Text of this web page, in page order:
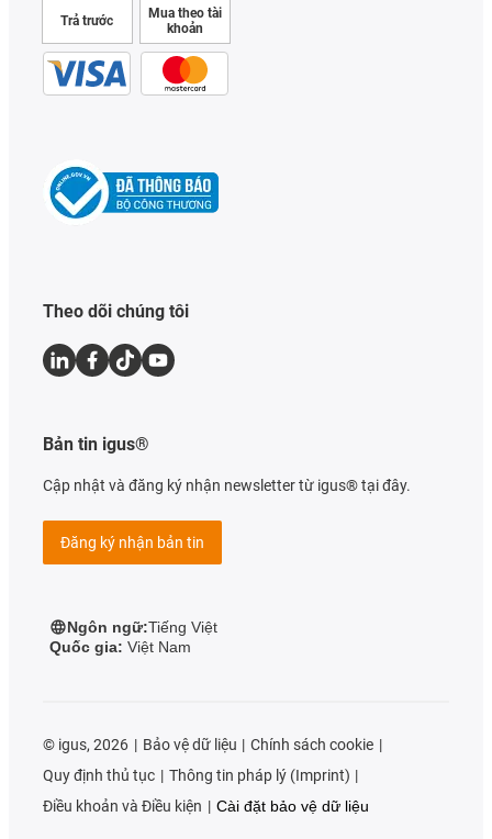
Trả trước
Mua theo tài
khoản
Theo dõi chúng tôi
Bản tin igus®
Cập nhật và đăng ký nhận newsletter từ igus® tại đây.
Đăng ký nhận bản tin
Ngôn ngữ:Tiếng Việt
Quốc gia: Việt Nam
© igus, 2026 Bảo vệ dữ liệu
Chính sách cookie
Quy định thủ tục
Thông tin pháp lý (Imprint)
Điều khoản và Điều kiện
Cài đặt bảo vệ dữ liệu